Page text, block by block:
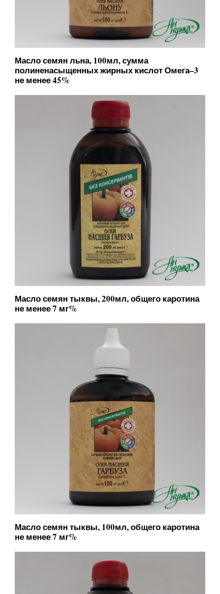
Масло семян льна, 100мл, сумма
полиненасыщенных жирных кислот Омега–3
не менее 45%
Масло семян тыквы, 200мл, общего каротина
не менее 7 мг%
Масло семян тыквы, 100мл, общего каротина
не менее 7 мг%